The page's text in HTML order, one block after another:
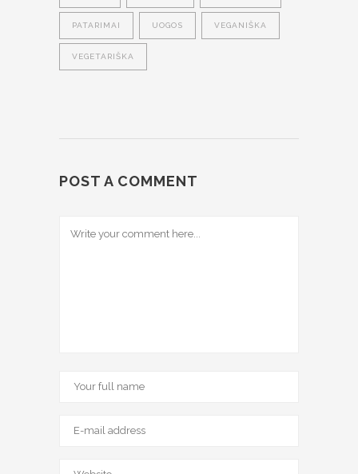
PATARIMAI UOGOS VEGANIŠKA
VEGETARIŠKA
POST A COMMENT